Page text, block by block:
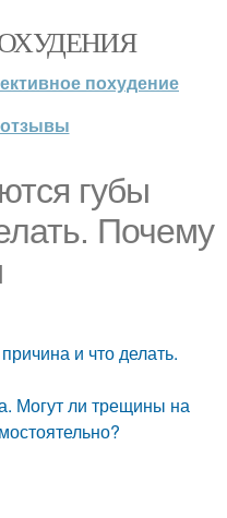
похудение
отзывы
губы
Почему
и что делать.
Могут ли трещины на